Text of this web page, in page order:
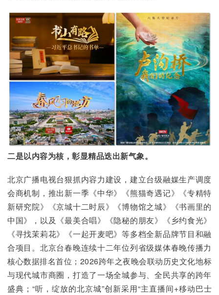
二是以内容为核，彰显精品迭出新气象。
北京广播电视台狠抓内容力建设，建立台级融媒生产调度
会商机制，推出新一季《中华》《熊猫奇遇记》《专精特
新研究院》《京城十二时辰》《博物馆之城》《书画里的
中国》，以及《最美合唱》《隐秘的朋友》《乡约食光》
《寻找茉莉花》《一起开麦吧》等多档全新品牌节目和融
合项目。北京台春晚连续十二年位列省级媒体春晚传播力
核心数据排名首位；2026跨年之夜晚会联动历史文化地标
与现代城市商圈，打造了一场全城参与、全民共享的跨年
盛典；“听，绽放的北京城”创新采用“主直播间+移动巴士